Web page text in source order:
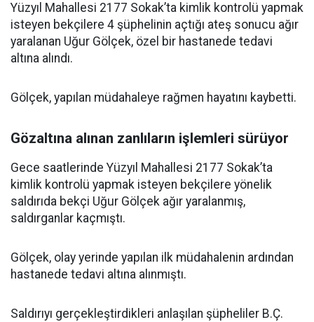
Yüzyıl Mahallesi 2177 Sokak’ta kimlik kontrolü yapmak
isteyen bekçilere 4 şüphelinin açtığı ateş sonucu ağır
yaralanan Uğur Gölçek, özel bir hastanede tedavi
altına alındı.
Gölçek, yapılan müdahaleye rağmen hayatını kaybetti.
Gözaltına alınan zanlıların işlemleri sürüyor
Gece saatlerinde Yüzyıl Mahallesi 2177 Sokak’ta
kimlik kontrolü yapmak isteyen bekçilere yönelik
saldırıda bekçi Uğur Gölçek ağır yaralanmış,
saldırganlar kaçmıştı.
Gölçek, olay yerinde yapılan ilk müdahalenin ardından
hastanede tedavi altına alınmıştı.
Saldırıyı gerçekleştirdikleri anlaşılan şüpheliler B.Ç.